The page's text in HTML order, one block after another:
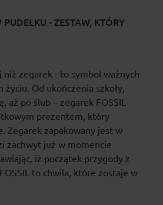
PUDEŁKU - ZESTAW, KTÓRY
niż zegarek - to symbol ważnych
Od ukończenia szkoły,
aż po ślub – zegarek FOSSIL
prezentem, który
Zegarek zapakowany jest w
zachwyt już w momencie
iż początek przygody z
to chwila, które zostaje w